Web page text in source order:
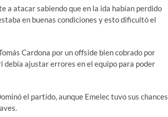
a atacar sabiendo que en la ida habían perdido
en buenas condiciones y esto dificultó el
Cardona por un offside bien cobrado por
debía ajustar errores en el equipo para poder
el partido, aunque Emelec tuvo sus chances